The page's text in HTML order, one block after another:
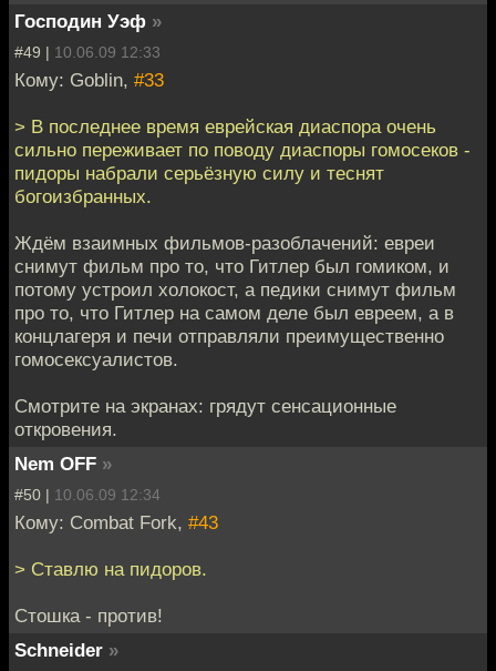
Господин Уэф »
#49 | 10.06.09 12:33
Кому: Goblin, #33
> В последнее время еврейская диаспора очень
сильно переживает по поводу диаспоры гомосеков -
пидоры набрали серьёзную силу и теснят
богоизбранных.
Ждём взаимных фильмов-разоблачений: евреи
снимут фильм про то, что Гитлер был гомиком, и
потому устроил холокост, а педики снимут фильм
про то, что Гитлер на самом деле был евреем, а в
концлагеря и печи отправляли преимущественно
гомосексуалистов.
Смотрите на экранах: грядут сенсационные
откровения.
Nem OFF »
#50 | 10.06.09 12:34
Кому: Combat Fork, #43
> Ставлю на пидоров.
Стошка - против!
Schneider »